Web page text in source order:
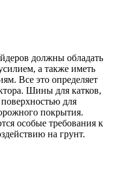
должны обладать
а также иметь
Все это определяет
Шины для катков,
для
покрытия.
особые требования к
на грунт.